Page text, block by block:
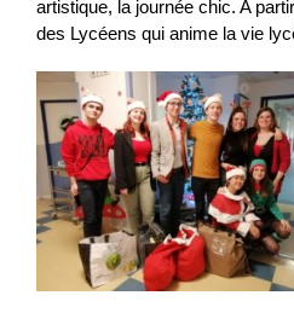
artistique, la journée chic. A
des Lycéens qui anime la vie